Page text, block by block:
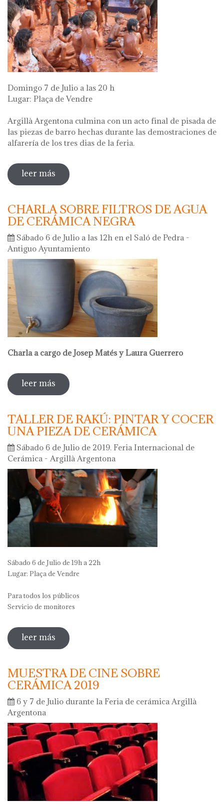
Domingo 7 de Julio a las 20 h
Lugar: Plaça de Vendre
Argillà Argentona culmina con un acto final de pisada de
las piezas de barro hechas durante las demostraciones de
alfarería de los tres dias de la feria.
leer más sobre pisada de barro
CHARLA SOBRE FILTROS DE AGUA
DE CERÁMICA NEGRA
Sábado 6 de Julio a las 12h en el Saló de Pedra -
Antiguo Ayuntamiento
Charla a cargo de Josep Matés y Laura Guerrero
leer más sobre charla sobre filtros de agua de
cerámica negra
TALLER DE RAKÚ: PINTAR Y COCER
UNA PIEZA DE CERÁMICA
Sábado 6 de Julio de 2019. Feria Internacional de
Cerámica - Argillà Argentona
Sábado 6 de Julio de 19h a 22h
Lugar: Plaça de Vendre
Para todos los públicos
Servicio de monitores
leer más sobre taller de rakú: pintar y cocer una
pieza de cerámica
MUESTRA DE CINE SOBRE
CERÁMICA 2019
6 y 7 de Julio durante la Feria de cerámica Argillà
Argentona